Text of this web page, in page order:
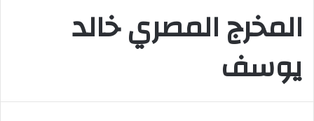
المخرج المصري خالد
يوسف